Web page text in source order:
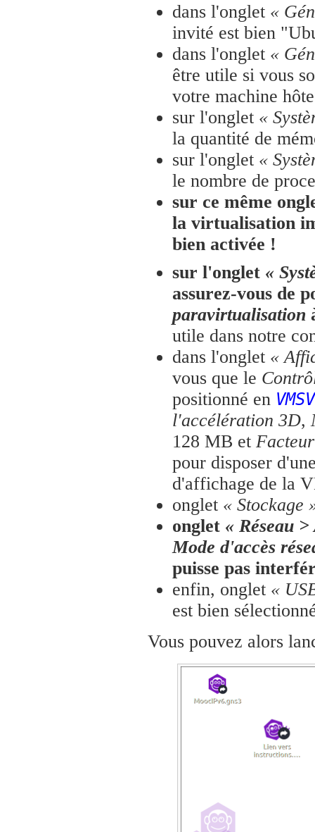
dans l'onglet «
invité est bien
dans l'onglet «
être utile si vous
votre machine
sur l'onglet «
la quantité de
sur l'onglet «
le nombre de
sur ce même
la virtualisation
bien activée !
sur l'onglet «
assurez-vous de
paravirtualisation
utile dans notre
dans l'onglet «
vous que le
positionné en
l'accélération 3D,
128 MB et
pour disposer
d'affichage de la
onglet « Stockage
onglet « Réseau
Mode d'accès
puisse pas
enfin, onglet «
est bien
Vous pouvez alors